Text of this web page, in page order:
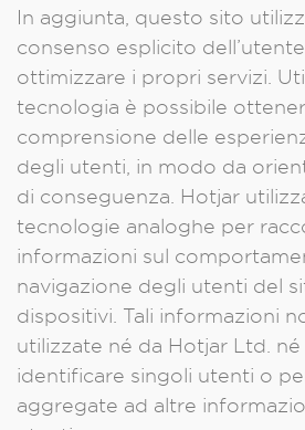
In aggiunta, questo sito
consenso esplicito
ottimizzare i propri servizi.
tecnologia è possibile
comprensione delle
degli utenti, in modo da
di conseguenza. Hotjar
tecnologie analoghe per
informazioni sul
navigazione degli utenti del
dispositivi. Tali informazioni
utilizzate né da Hotjar Ltd.
identificare singoli utenti o
aggregate ad altre